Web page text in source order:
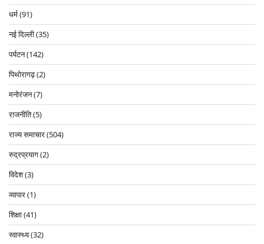
धर्म(91)
नई दिल्ली(35)
पर्यटन(142)
पिथोरागढ़(2)
मनोरंजन(7)
राजनीति(5)
राज्य समाचार(504)
रुद्रप्रयाग(2)
विदेश(3)
व्यापार(1)
शिक्षा(41)
स्वास्थ्य(32)